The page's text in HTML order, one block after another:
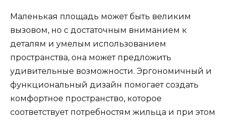
Маленькая площадь может быть великим
вызовом, но с достаточным вниманием к
деталям и умелым использованием
пространства, она может предложить
удивительные возможности. Эргономичный и
функциональный дизайн помогает создать
комфортное пространство, которое
соответствует потребностям жильца и при этом